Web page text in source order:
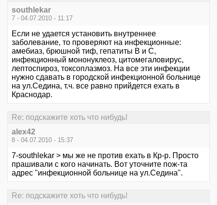
southlekar
7 - 04.07.2010 - 11:17
Если не удается установить внутреннее
заболевание, то проверяют на инфекционные:
амебиаз, брюшной тиф, гепатиты В и С,
инфекционный мононуклеоз, цитомегаловирус,
лептоспироз, токсоплазмоз. На все эти инфекции
нужно сдавать в городской инфекционной больнице
на ул.Седина, т.ч. все равно прийдется ехать в
Краснодар.
Re: подскажите хоть что нибудь!
alex42
8 - 04.07.2010 - 15:37
7-southlekar > мы же не против ехать в Кр-р. Просто
прашивали с кого начинать. Вот уточните пож-та
адрес "инфекционной больнице на ул.Седина".
Re: подскажите хоть что нибудь!